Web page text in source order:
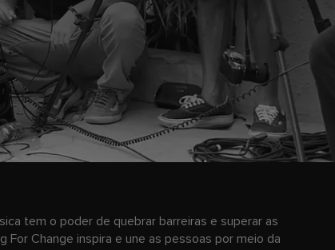
tem o poder de quebrar barreiras e superar as
For Change inspira e une as pessoas por meio da